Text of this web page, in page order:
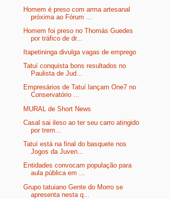
Homem é preso com arma artesanal
próxima ao Fórum ...
Homem foi preso no Thomás Guedes
por tráfico de dr...
Itapetininga divulga vagas de emprego
Tatuí conquista bons resultados no
Paulista de Jud...
Empresários de Tatuí lançam One7 no
Conservatório ...
MURAL de Short News
Casal sai ileso ao ter seu carro atingido
por trem...
Tatuí está na final do basquete nos
Jogos da Juven...
Entidades convocam população para
aula pública em ...
Grupo tatuiano Gente do Morro se
apresenta nesta q...